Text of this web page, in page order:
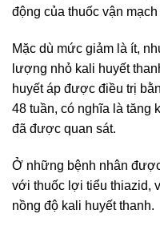
động của thuốc vận
Mặc dù mức giảm là ít,
lượng nhỏ kali huyết
huyết áp được điều trị
48 tuần, có nghĩa là tăng
đã được quan sát.
Ở những bệnh nhân
với thuốc lợi tiểu thiazid,
nồng độ kali huyết thanh.